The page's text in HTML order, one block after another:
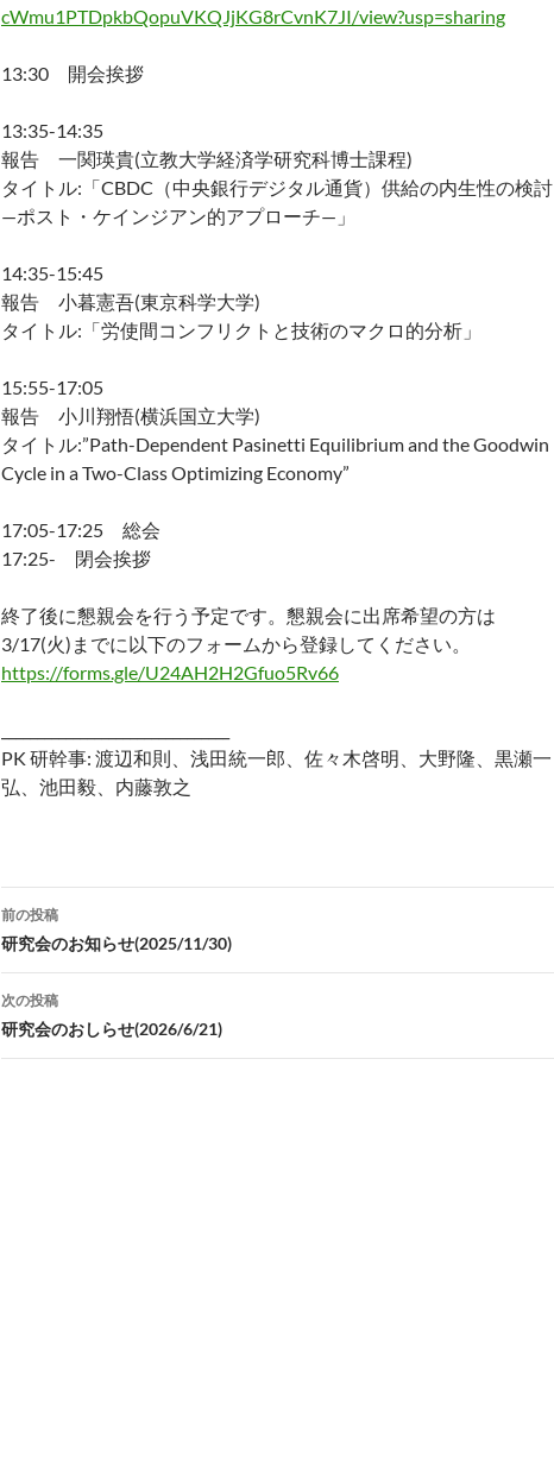
cWmu1PTDpkbQopuVKQJjKG8rCvnK7JI/view?usp=sharing
13:30 開会挨拶
13:35-14:35
報告 一関瑛貴(立教大学経済学研究科博士課程)
タイトル:「CBDC（中央銀行デジタル通貨）供給の内生性の検討
—ポスト・ケインジアン的アプローチ—」
14:35-15:45
報告 小暮憲吾(東京科学大学)
タイトル:「労使間コンフリクトと技術のマクロ的分析」
15:55-17:05
報告 小川翔悟(横浜国立大学)
タイトル:”Path-Dependent Pasinetti Equilibrium and the Goodwin
Cycle in a Two-Class Optimizing Economy”
17:05-17:25 総会
17:25- 閉会挨拶
終了後に懇親会を行う予定です。懇親会に出席希望の方は
3/17(火)までに以下のフォームから登録してください。
https://forms.gle/U24AH2H2Gfuo5Rv66
PK 研幹事: 渡辺和則、浅田統一郎、佐々木啓明、大野隆、黒瀬一
弘、池田毅、内藤敦之
投
稿
ナ
ビ
ゲ
前の投稿
研究会のお知らせ(2025/11/30)
次の投稿
研究会のおしらせ(2026/6/21)